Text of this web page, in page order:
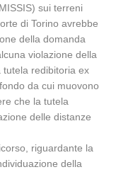
sui terreni
di Torino avrebbe
della domanda
violazione della
redibitoria ex
da cui muovono
che la tutela
delle distanze
riguardante la
della